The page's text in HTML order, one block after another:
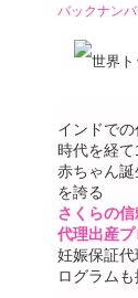
バックナン
インドで
時代を経
赤ちゃん
を誇る
さくらの
代理出産
妊娠保証
ログラム